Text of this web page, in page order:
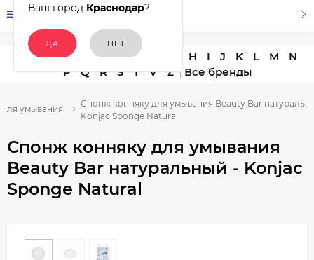
Ваш город Краснодар?
КАТАЛОГ ТОВАРОВ
A C D E H I J K L M
N
P
Q R S T V Z
умывания
Спонж конняку для умывания Beauty Bar
Konjac Sponge Natural
Спонж конняку для умывания
Beauty Bar натуральный - Konjac
Sponge Natural